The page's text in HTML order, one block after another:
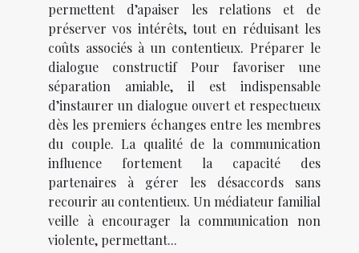
permettent d’apaiser les relations et de
préserver vos intérêts, tout en réduisant les
coûts associés à un contentieux. Préparer le
dialogue constructif Pour favoriser une
séparation amiable, il est indispensable
d’instaurer un dialogue ouvert et respectueux
dès les premiers échanges entre les membres
du couple. La qualité de la communication
influence fortement la capacité des
partenaires à gérer les désaccords sans
recourir au contentieux. Un médiateur familial
veille à encourager la communication non
violente, permettant...